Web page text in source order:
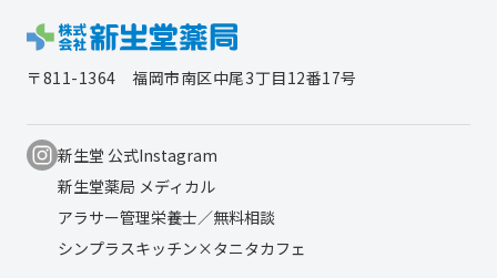
〒811-1364 福岡市南区中尾3丁目12番17号
新生堂 公式Instagram
新生堂薬局 メディカル
アラサー管理栄養士／無料相談
シンプラスキッチン×タニタカフェ